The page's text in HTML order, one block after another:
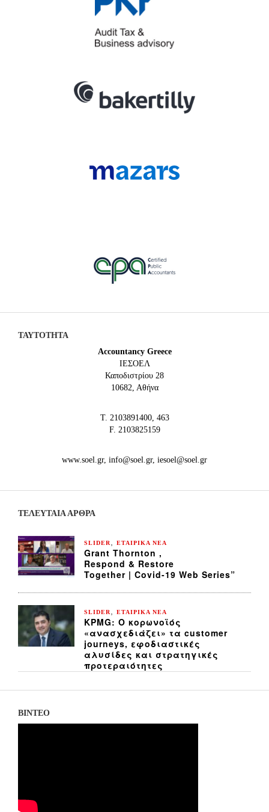
ΤΑΥΤΟΤΗΤΑ
Accountancy Greece
IEΣΟΕΛ
Καποδιστρίου 28
10682, Αθήνα
Τ. 2103891400, 463
F. 2103825159
www.soel.gr, info@soel.gr, iesoel@soel.gr
ΤΕΛΕΥΤΑΙΑ ΆΡΘΡΑ
SLIDER ΕΤΑΙΡΙΚΑ ΝΕΑ
Grant Thornton ,
Respond & Restore
Together | Covid-19 Web Series”
SLIDER ΕΤΑΙΡΙΚΑ ΝΕΑ
KPMG: Ο κορωνοϊός
«ανασχεδιάζει» τα customer
journeys, εφοδιαστικές
αλυσίδες και στρατηγικές
προτεραιότητες
ΒΙΝΤΕΟ